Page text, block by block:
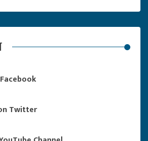
Twitter